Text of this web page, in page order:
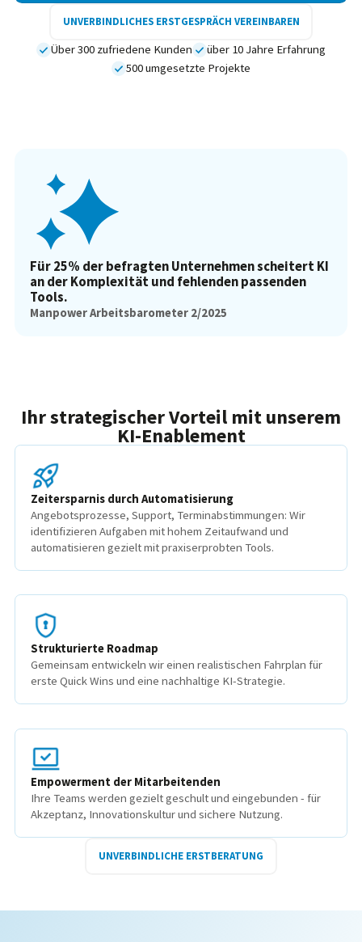
UNVERBINDLICHES ERSTGESPRÄCH VEREINBAREN
Über 300 zufriedene Kunden
über 10 Jahre Erfahrung
500 umgesetzte Projekte
Für 25% der befragten Unternehmen scheitert KI
an der Komplexität und fehlenden passenden
Tools.
Manpower Arbeitsbarometer 2/2025
Ihr strategischer Vorteil mit unserem
KI-Enablement
Zeitersparnis durch Automatisierung
Angebotsprozesse, Support, Terminabstimmungen: Wir
identifizieren Aufgaben mit hohem Zeitaufwand und
automatisieren gezielt mit praxiserprobten Tools.
Strukturierte Roadmap
Gemeinsam entwickeln wir einen realistischen Fahrplan für
erste Quick Wins und eine nachhaltige KI-Strategie.
Empowerment der Mitarbeitenden
Ihre Teams werden gezielt geschult und eingebunden - für
Akzeptanz, Innovationskultur und sichere Nutzung.
UNVERBINDLICHE ERSTBERATUNG